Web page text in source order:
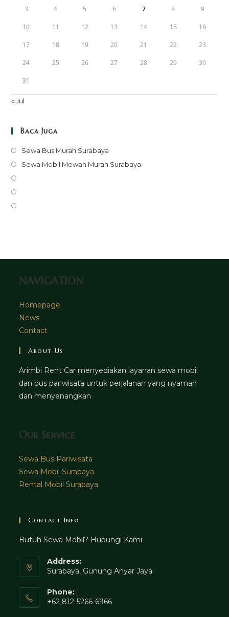
3 4 5 6 7 8 9
10 11 12 13 14 15 16
17 18 19 20 21 22 23
24 25 26 27 28 29 30
31
« Jul
Baca Juga
Sewa Bus Murah Surabaya
in
Sewa Mobil Mewah Murah Surabaya
tab
NAVIGATION
Homepage
News
Contact
About Us
Arimbi Rent Car menyediakan layanan sewa mobil
dan bus pariwisata untuk perjalanan yang nyaman
dan menyenangkan
Our Service
Sewa Bus Pariwisata
Sewa Mobil Surabaya
Rental Mobil Surabaya
Contact Info
Butuh Sewa Mobil? Hubungi Kami
Address:
Surabaya, Gunung Anyar Jaya
Phone:
+62 812-5266-6966